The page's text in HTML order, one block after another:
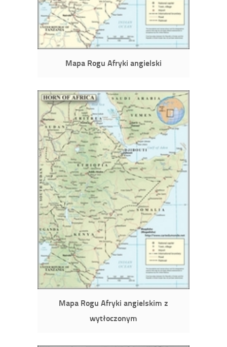
Mapa Rogu Afryki angielski
Mapa Rogu Afryki angielskim z
wytłoczonym